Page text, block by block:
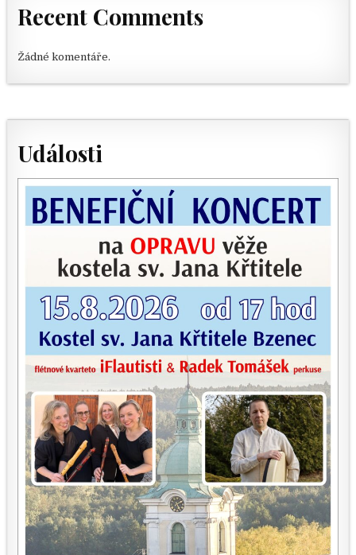
Recent Comments
Žádné komentáře.
Události